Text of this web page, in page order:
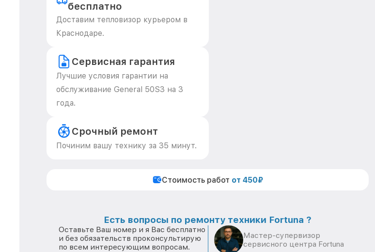
бесплатно
Доставим тепловизор курьером в
Краснодаре.
Сервисная гарантия
Лучшие условия гарантии на
обслуживание General 50S3 на 3
года.
Срочный ремонт
Починим вашу технику за 35 минут.
Стоимость работ от 450₽
Есть вопросы по ремонту техники Fortuna ?
Оставьте Ваш номер и я Вас бесплатно
и без обязательств проконсультирую
по всем интересующим вопросам.
Мастер-супервизор
сервисного центра Fortuna